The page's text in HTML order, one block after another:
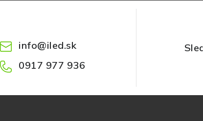
info@iled.sk
0917 977 936